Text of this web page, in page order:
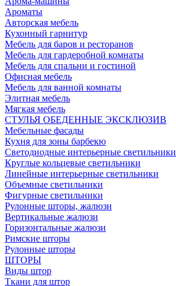
Ароматы
Авторская мебель
Кухонный гарнитур
Мебель для баров и ресторанов
Мебель для гардеробной комнаты
Мебель для спальни и гостиной
Офисная мебель
Мебель для ванной комнаты
Элитная мебель
Мягкая мебель
СТУЛЬЯ ОБЕДЕННЫЕ ЭКСКЛЮЗИВ
Мебельные фасады
Кухня для зоны барбекю
Светодиодные интерьерные светильники
Круглые кольцевые светильники
Линейные интерьерные светильники
Объемные светильники
Фигурные светильники
Рулонные шторы, жалюзи
Вертикальные жалюзи
Горизонтальные жалюзи
Римские шторы
Рулонные шторы
ШТОРЫ
Виды штор
Ткани для штор